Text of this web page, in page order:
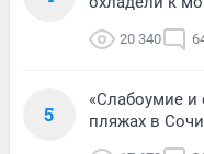
20 340
5
«Слабоумие и
пляжах в